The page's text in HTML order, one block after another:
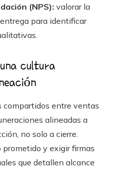
(NPS): valorar la
para identificar
cultura
compartidos entre ventas
alineadas a
no solo a cierre.
prometido y exigir firmas
que detallen alcance